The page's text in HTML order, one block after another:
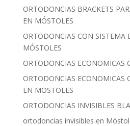
ORTODONCIAS BRACKETS
EN MÓSTOLES
ORTODONCIAS CON SISTEMA
MÓSTOLES
ORTODONCIAS ECONOMICAS
ORTODONCIAS ECONOMICAS
EN MOSTOLES
ORTODONCIAS INVISIBLES
ortodoncias invisibles en